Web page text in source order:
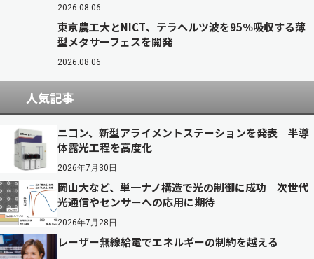
2026.08.06
東京農工大とNICT、テラヘルツ波を95％吸収する薄
型メタサーフェスを開発
2026.08.06
人気記事
ニコン、新型アライメントステーションを発表 半導
体露光工程を高度化
2026年7月30日
岡山大など、単一ナノ構造で光の制御に成功 次世代
光通信やセンサーへの応用に期待
2026年7月28日
レーザー無線給電でエネルギーの制約を越える